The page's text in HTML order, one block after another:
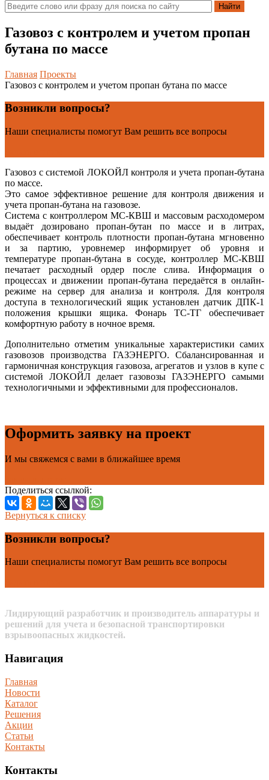
Газовоз с контролем и учетом пропан
бутана по массе
Главная Проекты
Газовоз с контролем и учетом пропан бутана по массе
Возникли вопросы?
Наши специалисты помогут Вам решить все вопросы
Газовоз с системой ЛОКОЙЛ контроля и учета пропан-бутана
по массе.
Это самое эффективное решение для контроля движения и
учета пропан-бутана на газовозе.
Система с контроллером МС-КВШ и массовым расходомером
выдаёт дозировано пропан-бутан по массе и в литрах,
обеспечивает контроль плотности пропан-бутана мгновенно
и за партию, уровнемер информирует об уровня и
температуре пропан-бутана в сосуде, контроллер МС-КВШ
печатает расходный ордер после слива. Информация о
процессах и движении пропан-бутана передаётся в онлайн-
режиме на сервер для анализа и контроля. Для контроля
доступа в технологический ящик установлен датчик ДПК-1
положения крышки ящика. Фонарь ТС-ТГ обеспечивает
комфортную работу в ночное время.
Дополнительно отметим уникальные характеристики самих
газовозов производства ГАЗЭНЕРГО. Сбалансированная и
гармоничная конструкция газовоза, агрегатов и узлов в купе с
системой ЛОКОЙЛ делает газовозы ГАЗЭНЕРГО самыми
технологичными и эффективными для профессионалов.
Оформить заявку на проект
И мы свяжемся с вами в ближайшее время
Поделиться ссылкой:
Вернуться к списку
Возникли вопросы?
Наши специалисты помогут Вам решить все вопросы
Лидирующий разработчик и производитель аппаратуры и
решений для учета и безопасной транспортировки
взрывоопасных жидкостей.
Навигация
Главная
Новости
Каталог
Решения
Акции
Статьи
Контакты
Контакты